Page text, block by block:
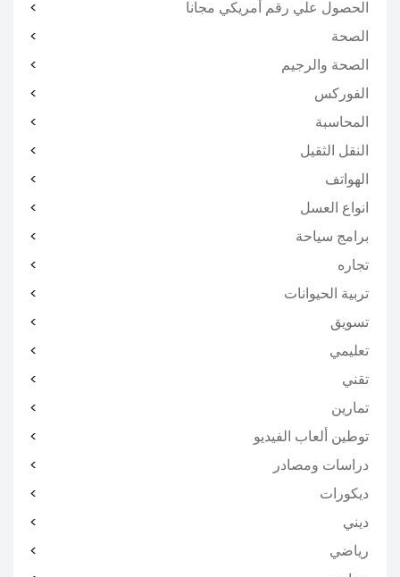
الحصول علي رقم أمريكي مجانا
الصحة
الصحة والرجيم
الفوركس
المحاسبة
النقل الثقيل
الهواتف
انواع العسل
برامج سياحة
تجاره
تربية الحيوانات
تسويق
تعليمي
تقني
تمارين
توطين ألعاب الفيديو
دراسات ومصادر
ديكورات
ديني
رياضي